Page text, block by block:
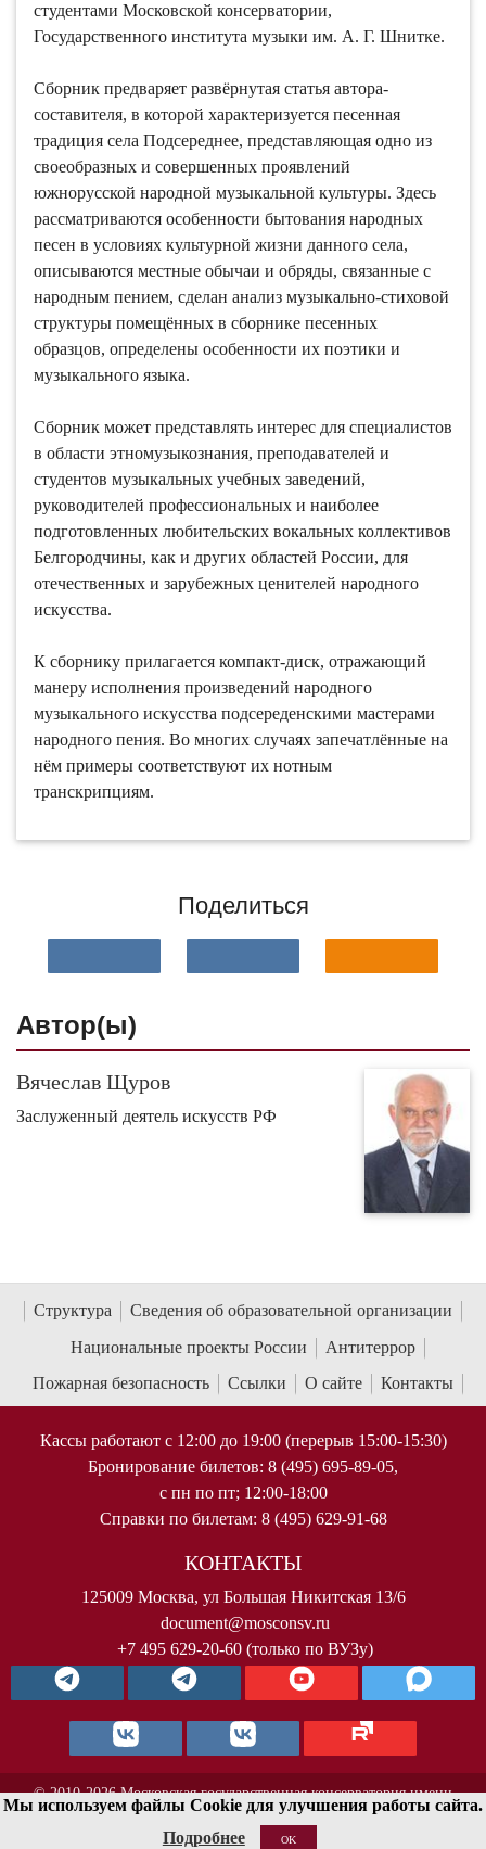
студентами Московской консерватории,
Государственного института музыки им. А. Г. Шнитке.
Сборник предваряет развёрнутая статья автора-
составителя, в которой характеризуется песенная
традиция села Подсереднее, представляющая одно из
своеобразных и совершенных проявлений
южнорусской народной музыкальной культуры. Здесь
рассматриваются особенности бытования народных
песен в условиях культурной жизни данного села,
описываются местные обычаи и обряды, связанные с
народным пением, сделан анализ музыкально-стиховой
структуры помещённых в сборнике песенных
образцов, определены особенности их поэтики и
музыкального языка.
Сборник может представлять интерес для специалистов
в области этномузыкознания, преподавателей и
студентов музыкальных учебных заведений,
руководителей профессиональных и наиболее
подготовленных любительских вокальных коллективов
Белгородчины, как и других областей России, для
отечественных и зарубежных ценителей народного
искусства.
К сборнику прилагается компакт-диск, отражающий
манеру исполнения произведений народного
музыкального искусства подсереденскими мастерами
народного пения. Во многих случаях запечатлённые на
нём примеры соответствуют их нотным
транскрипциям.
Поделиться
Автор(ы)
Вячеслав Щуров
Заслуженный деятель искусств РФ
Структура
Сведения об образовательной организации
Национальные проекты России
Антитеррор
Пожарная безопасность
Ссылки О сайте Контакты
Кассы работают с 12:00 до 19:00 (перерыв 15:00-15:30)
Бронирование билетов: 8 (495) 695-89-05,
с пн по пт; 12:00-18:00
Справки по билетам: 8 (495) 629-91-68
КОНТАКТЫ
125009 Москва, ул Большая Никитская 13/6
document@mosconsv.ru
+7 495 629-20-60 (только по ВУЗу)
© 2010-2026 Московская государственная консерватория имени
П.И.Чайковского. Все права защищены.
Мы используем файлы Cookie для улучшения работы сайта.
Подробнее
OK